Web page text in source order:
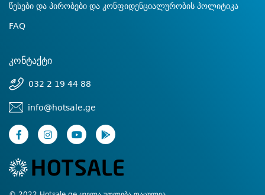
წესები და პირობები და კონფიდენციალურობის პოლიტიკა
FAQ
კონტაქტი
032 2 19 44 88
info@hotsale.ge